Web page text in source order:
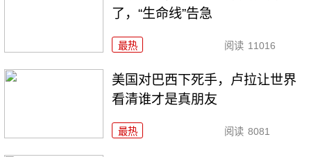
了，“生命线”告急
最热 阅读 11016
美国对巴西下死手，卢拉让世界
看清谁才是真朋友
最热 阅读 8081